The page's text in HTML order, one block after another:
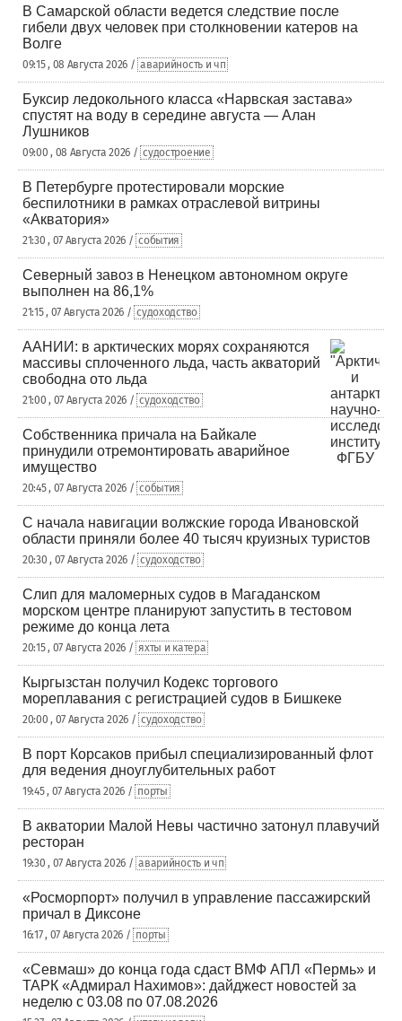
В Самарской области ведется следствие после
гибели двух человек при столкновении катеров на
Волге
09:15 , 08 Августа 2026 / аварийность и чп
Буксир ледокольного класса «Нарвская застава»
спустят на воду в середине августа — Алан
Лушников
09:00 , 08 Августа 2026 / судостроение
В Петербурге протестировали морские
беспилотники в рамках отраслевой витрины
«Акватория»
21:30 , 07 Августа 2026 / события
Северный завоз в Ненецком автономном округе
выполнен на 86,1%
21:15 , 07 Августа 2026 / судоходство
ААНИИ: в арктических морях сохраняются
массивы сплоченного льда, часть акваторий
свободна ото льда
21:00 , 07 Августа 2026 / судоходство
Собственника причала на Байкале
принудили отремонтировать аварийное
имущество
20:45 , 07 Августа 2026 / события
С начала навигации волжские города Ивановской
области приняли более 40 тысяч круизных туристов
20:30 , 07 Августа 2026 / судоходство
Слип для маломерных судов в Магаданском
морском центре планируют запустить в тестовом
режиме до конца лета
20:15 , 07 Августа 2026 / яхты и катера
Кыргызстан получил Кодекс торгового
мореплавания с регистрацией судов в Бишкеке
20:00 , 07 Августа 2026 / судоходство
В порт Корсаков прибыл специализированный флот
для ведения дноуглубительных работ
19:45 , 07 Августа 2026 / порты
В акватории Малой Невы частично затонул плавучий
ресторан
19:30 , 07 Августа 2026 / аварийность и чп
«Росморпорт» получил в управление пассажирский
причал в Диксоне
16:17 , 07 Августа 2026 / порты
«Севмаш» до конца года сдаст ВМФ АПЛ «Пермь» и
ТАРК «Адмирал Нахимов»: дайджест новостей за
неделю с 03.08 по 07.08.2026